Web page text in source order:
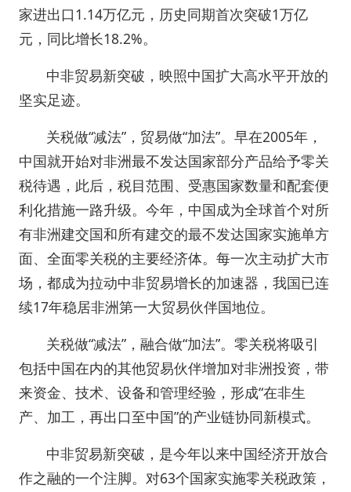
家进出口1.14万亿元，历史同期首次突破1万亿
元，同比增长18.2%。
中非贸易新突破，映照中国扩大高水平开放的
坚实足迹。
关税做“减法”，贸易做“加法”。早在2005年，
中国就开始对非洲最不发达国家部分产品给予零关
税待遇，此后，税目范围、受惠国家数量和配套便
利化措施一路升级。今年，中国成为全球首个对所
有非洲建交国和所有建交的最不发达国家实施单方
面、全面零关税的主要经济体。每一次主动扩大市
场，都成为拉动中非贸易增长的加速器，我国已连
续17年稳居非洲第一大贸易伙伴国地位。
关税做“减法”，融合做“加法”。零关税将吸引
包括中国在内的其他贸易伙伴增加对非洲投资，带
来资金、技术、设备和管理经验，形成“在非生
产、加工，再出口至中国”的产业链协同新模式。
中非贸易新突破，是今年以来中国经济开放合
作之融的一个注脚。对63个国家实施零关税政策，